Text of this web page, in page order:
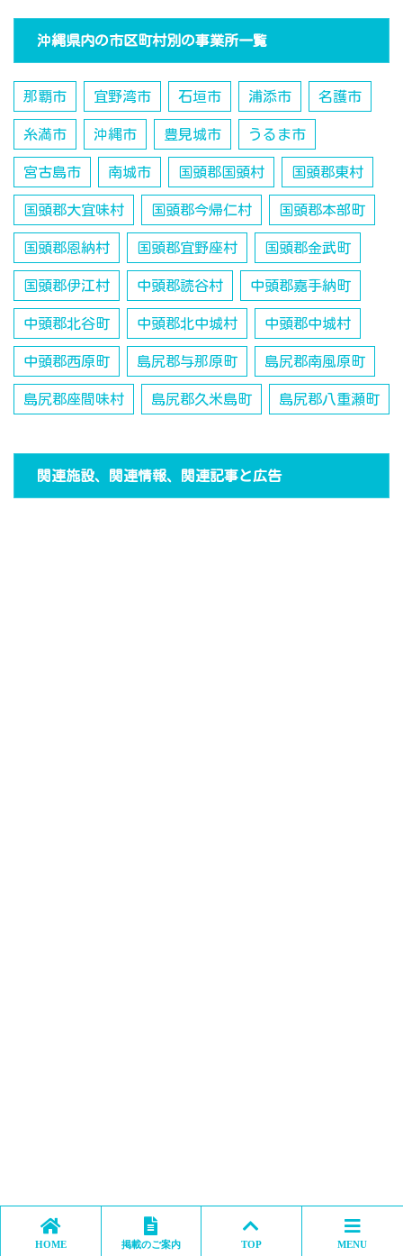
沖縄県内の市区町村別の事業所一覧
那覇市 宜野湾市 石垣市 浦添市 名護市
糸満市 沖縄市 豊見城市 うるま市
宮古島市 南城市 国頭郡国頭村 国頭郡東村
国頭郡大宜味村 国頭郡今帰仁村 国頭郡本部町
国頭郡恩納村 国頭郡宜野座村 国頭郡金武町
国頭郡伊江村 中頭郡読谷村 中頭郡嘉手納町
中頭郡北谷町 中頭郡北中城村 中頭郡中城村
中頭郡西原町 島尻郡与那原町 島尻郡南風原町
島尻郡座間味村 島尻郡久米島町 島尻郡八重瀬町
関連施設、関連情報、関連記事と広告
HOME 掲載のご案内 TOP MENU